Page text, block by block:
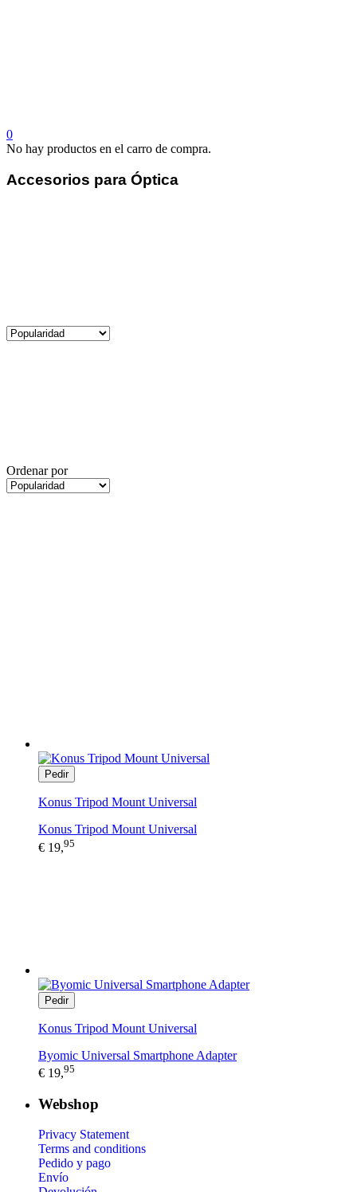
0
No hay productos en el carro de compra.
Accesorios para Óptica
Ordenar por
Pedir
Konus Tripod Mount Universal
Konus Tripod Mount Universal
€ 19,95
Pedir
Konus Tripod Mount Universal
Byomic Universal Smartphone Adapter
€ 19,95
Webshop
Privacy Statement
Terms and conditions
Pedido y pago
Envío